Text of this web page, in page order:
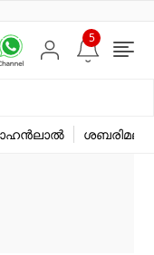
5
ശബരിമല